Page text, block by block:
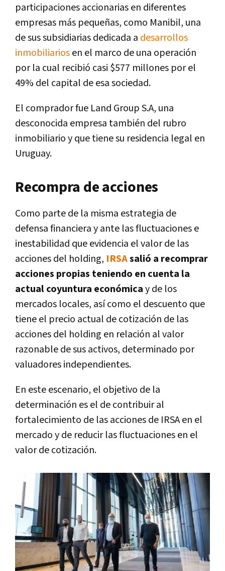
participaciones accionarias en diferentes
empresas más pequeñas, como Manibil, una
de sus subsidiarias dedicada a desarrollos
inmobiliariosen el marco de una operación
por la cual recibió casi $577 millones por el
49% del capital de esa sociedad.
El comprador fue Land Group S.A, una
desconocida empresa también del rubro
inmobiliario y que tiene su residencia legal en
Uruguay.
Recompra de acciones
Como parte de la misma estrategia de
defensa financiera y ante las fluctuaciones e
inestabilidad que evidencia el valor de las
acciones del holding, IRSAsalió a recomprar
acciones propias teniendo en cuenta la
actual coyuntura económicay de los
mercados locales, así como el descuento que
tiene el precio actual de cotización de las
acciones del holding en relación al valor
razonable de sus activos, determinado por
valuadores independientes.
En este escenario, el objetivo de la
determinación es el de contribuir al
fortalecimiento de las acciones de IRSA en el
mercado y de reducir las fluctuaciones en el
valor de cotización.